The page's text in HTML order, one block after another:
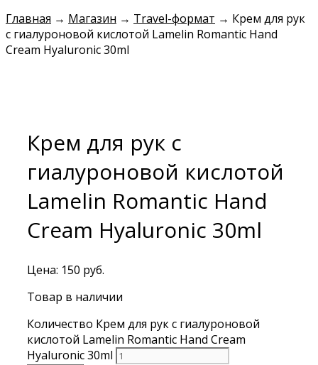
Главная → Магазин → Travel-формат → Крем для рук
с гиалуроновой кислотой Lamelin Romantic Hand
Cream Hyaluronic 30ml
Крем для рук с
гиалуроновой кислотой
Lamelin Romantic Hand
Cream Hyaluronic 30ml
Цена: 150 руб.
Товар в наличии
Количество Крем для рук с гиалуроновой
кислотой Lamelin Romantic Hand Cream
Hyaluronic 30ml